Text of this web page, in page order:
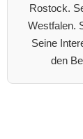
Rostock.
Westfalen.
Seine
den